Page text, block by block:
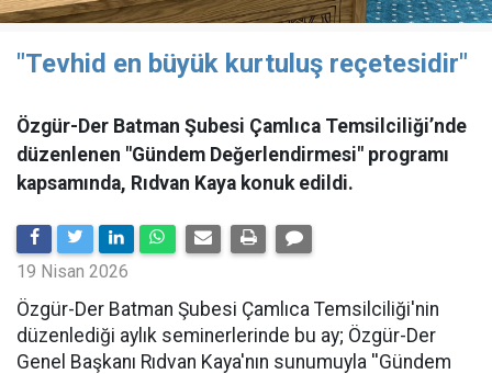
"Tevhid en büyük kurtuluş reçetesidir"
Özgür-Der Batman Şubesi Çamlıca Temsilciliği’nde
düzenlenen "Gündem Değerlendirmesi" programı
kapsamında, Rıdvan Kaya konuk edildi.
19 Nisan 2026
​Özgür-Der Batman Şubesi Çamlıca Temsilciliği'nin
düzenlediği aylık seminerlerinde bu ay; Özgür-Der
Genel Başkanı Rıdvan Kaya'nın sunumuyla ''Gündem